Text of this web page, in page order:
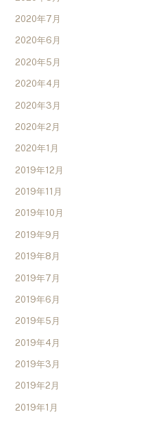
2020年7月
2020年6月
2020年5月
2020年4月
2020年3月
2020年2月
2020年1月
2019年12月
2019年11月
2019年10月
2019年9月
2019年8月
2019年7月
2019年6月
2019年5月
2019年4月
2019年3月
2019年2月
2019年1月